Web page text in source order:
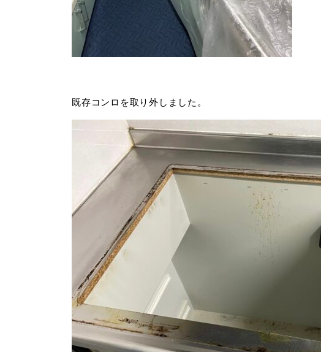
既存コンロを取り外しました。